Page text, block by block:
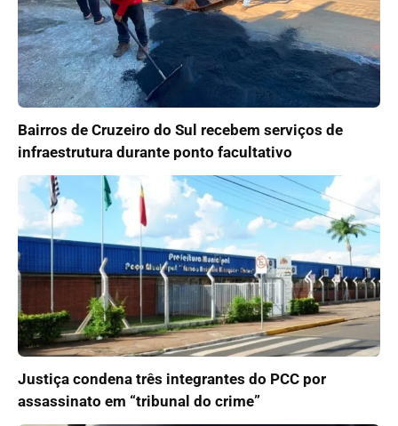
Bairros de Cruzeiro do Sul recebem serviços de
infraestrutura durante ponto facultativo
Justiça condena três integrantes do PCC por
assassinato em “tribunal do crime”